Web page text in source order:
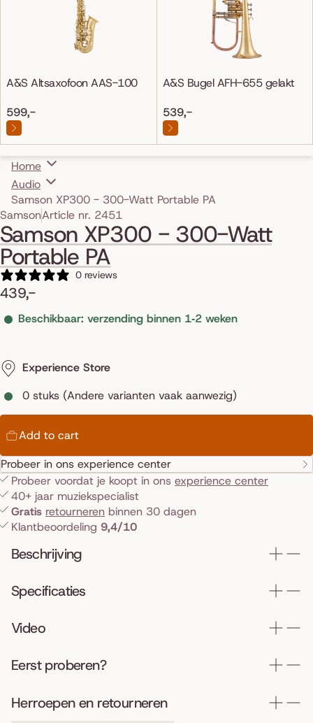
A&S Altsaxofoon AAS-100
599,-
A&S Bugel AFH-655 gelakt
539,-
Home
Audio
Samson XP300 - 300-Watt Portable PA
Skip to product information
SamsonArticle nr. 2451
Samson XP300 - 300-Watt
Portable PA
0 reviews
439,-
Beschikbaar: verzending binnen 1‑2 weken
Experience Store
0 stuks (Andere varianten vaak aanwezig)
Add to cart
Probeer in ons experience center
Probeer voordat je koopt in ons experience center
40+ jaar muziekspecialist
Gratis retourneren binnen 30 dagen
Klantbeoordeling 9,4/10
Beschrijving
Specificaties
Video
Eerst proberen?
Herroepen en retourneren